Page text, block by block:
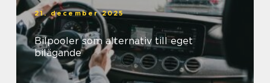
21. december 2025
Bilpooler som alternativ till eget
bilägande